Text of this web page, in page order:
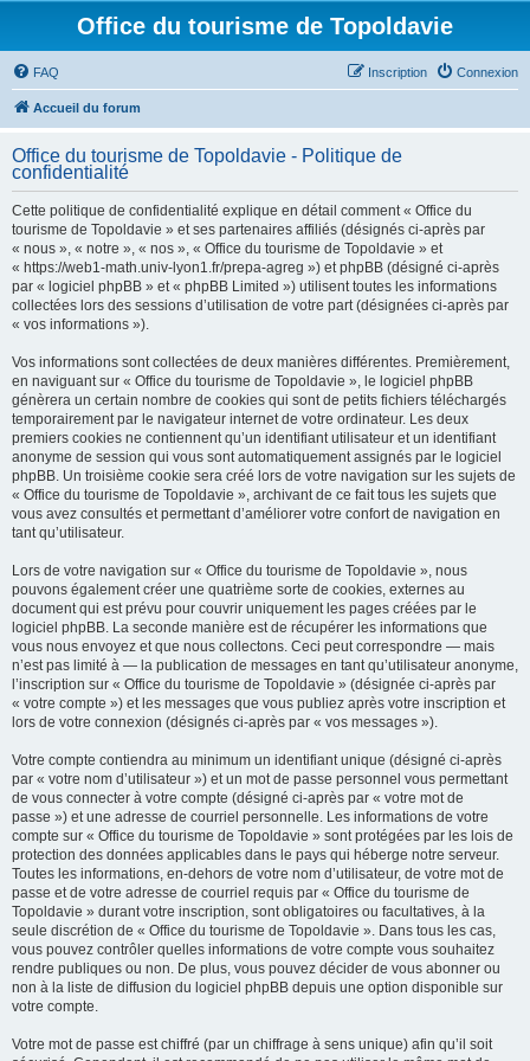
Office du tourisme de Topoldavie
FAQ Connexion
Inscription
Accueil du forum
Office du tourisme de Topoldavie - Politique de
confidentialité
Cette politique de confidentialité explique en détail comment « Office du
tourisme de Topoldavie » et ses partenaires affiliés (désignés ci-après par
« nous », « notre », « nos », « Office du tourisme de Topoldavie » et
« https://web1-math.univ-lyon1.fr/prepa-agreg ») et phpBB (désigné ci-après
par « logiciel phpBB » et « phpBB Limited ») utilisent toutes les informations
collectées lors des sessions d’utilisation de votre part (désignées ci-après par
« vos informations »).
Vos informations sont collectées de deux manières différentes. Premièrement,
en naviguant sur « Office du tourisme de Topoldavie », le logiciel phpBB
génèrera un certain nombre de cookies qui sont de petits fichiers téléchargés
temporairement par le navigateur internet de votre ordinateur. Les deux
premiers cookies ne contiennent qu’un identifiant utilisateur et un identifiant
anonyme de session qui vous sont automatiquement assignés par le logiciel
phpBB. Un troisième cookie sera créé lors de votre navigation sur les sujets de
« Office du tourisme de Topoldavie », archivant de ce fait tous les sujets que
vous avez consultés et permettant d’améliorer votre confort de navigation en
tant qu’utilisateur.
Lors de votre navigation sur « Office du tourisme de Topoldavie », nous
pouvons également créer une quatrième sorte de cookies, externes au
document qui est prévu pour couvrir uniquement les pages créées par le
logiciel phpBB. La seconde manière est de récupérer les informations que
vous nous envoyez et que nous collectons. Ceci peut correspondre — mais
n’est pas limité à — la publication de messages en tant qu’utilisateur anonyme,
l’inscription sur « Office du tourisme de Topoldavie » (désignée ci-après par
« votre compte ») et les messages que vous publiez après votre inscription et
lors de votre connexion (désignés ci-après par « vos messages »).
Votre compte contiendra au minimum un identifiant unique (désigné ci-après
par « votre nom d’utilisateur ») et un mot de passe personnel vous permettant
de vous connecter à votre compte (désigné ci-après par « votre mot de
passe ») et une adresse de courriel personnelle. Les informations de votre
compte sur « Office du tourisme de Topoldavie » sont protégées par les lois de
protection des données applicables dans le pays qui héberge notre serveur.
Toutes les informations, en-dehors de votre nom d’utilisateur, de votre mot de
passe et de votre adresse de courriel requis par « Office du tourisme de
Topoldavie » durant votre inscription, sont obligatoires ou facultatives, à la
seule discrétion de « Office du tourisme de Topoldavie ». Dans tous les cas,
vous pouvez contrôler quelles informations de votre compte vous souhaitez
rendre publiques ou non. De plus, vous pouvez décider de vous abonner ou
non à la liste de diffusion du logiciel phpBB depuis une option disponible sur
votre compte.
Votre mot de passe est chiffré (par un chiffrage à sens unique) afin qu’il soit